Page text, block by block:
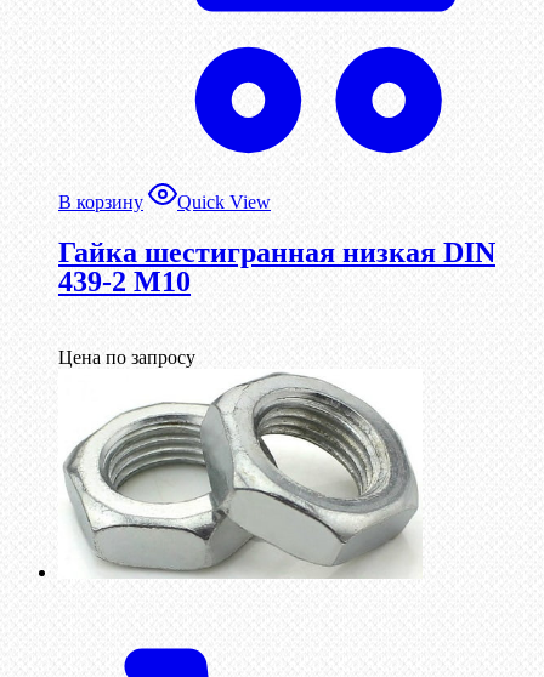
В корзину Quick View
Гайка шестигранная низкая DIN
439-2 М10
Цена по запросу